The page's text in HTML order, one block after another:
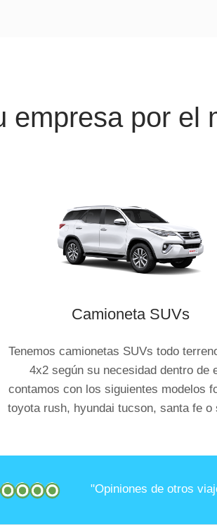
empresa por el
Camioneta SUVs
Tenemos camionetas SUVs todo
4x2 según su necesidad dentro de
contamos con los siguientes modelos
toyota rush, hyundai tucson, santa fe o
"Opiniones de otros